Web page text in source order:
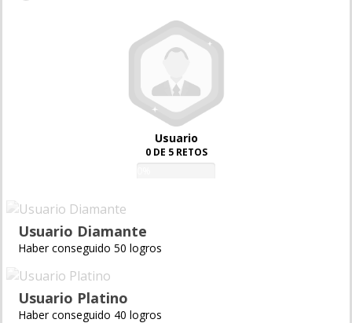
Usuario
0 DE 5 RETOS
Usuario Diamante
Haber conseguido 50 logros
Usuario Platino
Haber conseguido 40 logros